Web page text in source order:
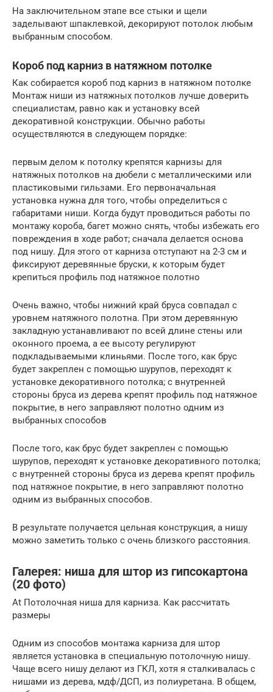
На заключительном этапе все стыки и щели
заделывают шпаклевкой, декорируют потолок любым
выбранным способом.
Короб под карниз в натяжном потолке
Как собирается короб под карниз в натяжном потолке
Монтаж ниши из натяжных потолков лучше доверить
специалистам, равно как и установку всей
декоративной конструкции. Обычно работы
осуществляются в следующем порядке:
первым делом к потолку крепятся карнизы для
натяжных потолков на дюбели с металлическими или
пластиковыми гильзами. Его первоначальная
установка нужна для того, чтобы определиться с
габаритами ниши. Когда будут проводиться работы по
монтажу короба, багет можно снять, чтобы избежать его
повреждения в ходе работ; сначала делается основа
под нишу. Для этого от карниза отступают на 2-3 см и
фиксируют деревянные бруски, к которым будет
крепиться профиль под натяжное полотно
Очень важно, чтобы нижний край бруса совпадал с
уровнем натяжного полотна. При этом деревянную
закладную устанавливают по всей длине стены или
оконного проема, а ее высоту регулируют
подкладываемыми клиньями. После того, как брус
будет закреплен с помощью шурупов, переходят к
установке декоративного потолка; с внутренней
стороны бруса из дерева крепят профиль под натяжное
покрытие, в него заправляют полотно одним из
выбранных способов
После того, как брус будет закреплен с помощью
шурупов, переходят к установке декоративного потолка;
с внутренней стороны бруса из дерева крепят профиль
под натяжное покрытие, в него заправляют полотно
одним из выбранных способов.
В результате получается цельная конструкция, а нишу
можно заметить только с очень близкого расстояния.
Галерея: ниша для штор из гипсокартона
(20 фото)
At Потолочная ниша для карниза. Как рассчитать
размеры
Одним из способов монтажа карниза для штор
является установка в специальную потолочную нишу.
Чаще всего нишу делают из ГКЛ, хотя я сталкивалась с
нишами из дерева, мдф/ДСП, из полиуретана. В общем,